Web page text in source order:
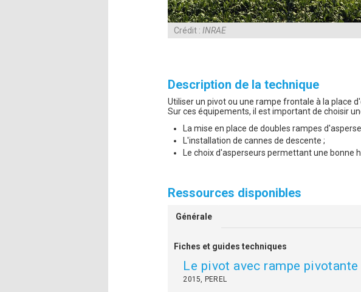
Crédit :INRAE
Description de la technique
Utiliser un pivot ou une rampe frontale à la place
Sur ces équipements, il est important de choisir
La mise en place de doubles rampes
L'installation de cannes de descente ;
Le choix d'asperseurs permettant une
Ressources disponibles
Générale
Fiches et guides techniques
Le pivot avec rampe
2015, PEREL